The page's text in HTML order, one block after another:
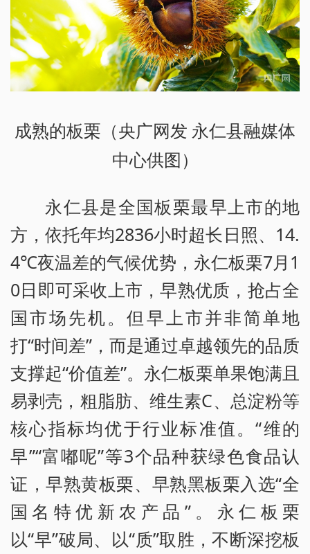
成熟的板栗（央广网发 永仁县融媒体
中心供图）
永仁县是全国板栗最早上市的地
方，依托年均2836小时超长日照、14.
4℃夜温差的气候优势，永仁板栗7月1
0日即可采收上市，早熟优质，抢占全
国市场先机。但早上市并非简单地
打“时间差”，而是通过卓越领先的品质
支撑起“价值差”。永仁板栗单果饱满且
易剥壳，粗脂肪、维生素C、总淀粉等
核心指标均优于行业标准值。“维的
早”“富嘟呢”等3个品种获绿色食品认
证，早熟黄板栗、早熟黑板栗入选“全
国名特优新农产品”。永仁板栗
以“早”破局、以“质”取胜，不断深挖板